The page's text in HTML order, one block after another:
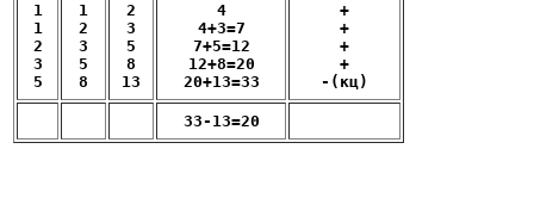
1
1
2
3
5
1
2
3
5
8
2
3
5
8
13
4
4+3=7
7+5=12
12+8=20
20+13=33
+
+
+
+
-(кц)
33-13=20